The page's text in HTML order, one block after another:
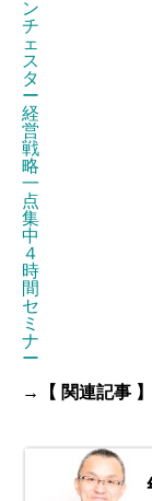
ン
チ
ェ
ス
タ
ー
経
営
戦
略
一
点
集
中
４
時
間
セ
ミ
ナ
ー
→【 関連記事 】